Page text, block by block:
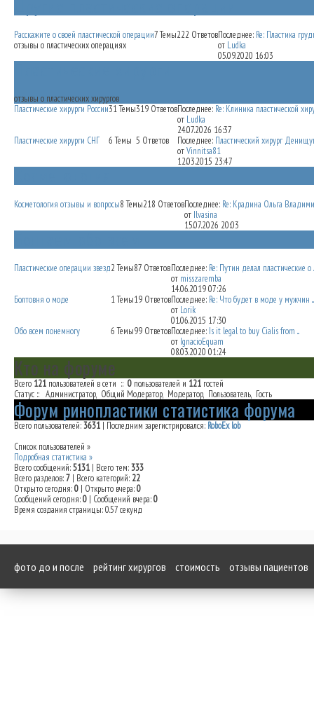
Расскажите о своей пластической операции
отзывы о пластических операциях
7Темы222 ОтветовПоследнее: Re: Пластика
от Ludka
05.09.2020 16:03
отзывы о пластических хирургов
Пластические хирурги России31Темы319 ОтветовПоследнее: Re: Клиника пластической
от Ludka
24.07.2026 16:37
Пластические хирурги СНГ
6 Темы 5 Ответов Последнее: Пластический хирург
отVinnitsa81
12.03.2015 23:47
Косметология отзывы и вопросы8 Темы218 ОтветовПоследнее: Re: Крадина Ольга
от Ilvasina
15.07.2026 20:03
Пластические операции звезд2 Темы87 ОтветовПоследнее: Re: Путин делал пластические о
от misszaremba
14.06.2019 07:26
Болтовня о моде
1Темы19 ОтветовПоследнее: Re: Что будет в моде у мужчин ...
от Lorik
01.06.2015 17:30
Обо всем понемногу
6 Темы99 ОтветовПоследнее: Is it legal to buy Cialis from ...
от IgnacioEquam
08.03.2020 01:24
Кто на форуме
Всего 121 пользователей в сети :: 0 пользователей и 121 гостей
Статус :: Администратор, Общий Модератор, Модератор, Пользователь, Гость
Форум ринопластики статистика форума
Всего пользователей:3631 | Последним зарегистрировался: RoboEx lob
Список пользователей »
Подробная статистика »
Всего сообщений:5131 | Всего тем:333
Всего разделов:7 | Всего категорий: 22
Открыто сегодня:0 | Открыто вчера:0
Сообщений сегодня:0 | Сообщений вчера:0
Время создания страницы: 0.57 секунд
фото до и после рейтинг хирургов стоимость отзывы пациентов